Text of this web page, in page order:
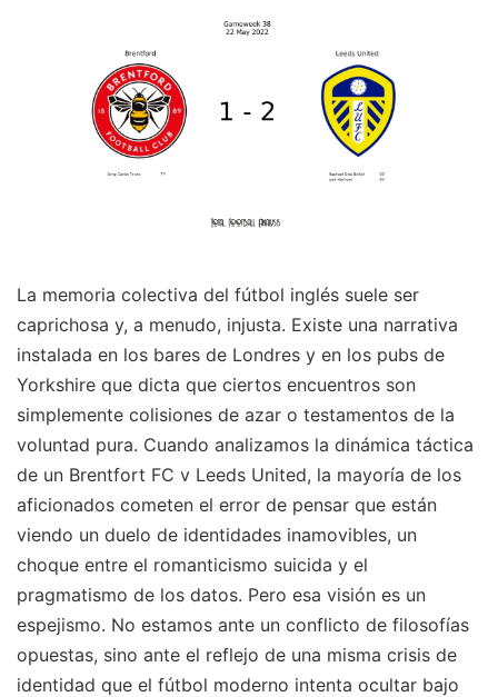
La memoria colectiva del fútbol inglés suele ser
caprichosa y, a menudo, injusta. Existe una narrativa
instalada en los bares de Londres y en los pubs de
Yorkshire que dicta que ciertos encuentros son
simplemente colisiones de azar o testamentos de la
voluntad pura. Cuando analizamos la dinámica táctica
de un Brentfort FC v Leeds United, la mayoría de los
aficionados cometen el error de pensar que están
viendo un duelo de identidades inamovibles, un
choque entre el romanticismo suicida y el
pragmatismo de los datos. Pero esa visión es un
espejismo. No estamos ante un conflicto de filosofías
opuestas, sino ante el reflejo de una misma crisis de
identidad que el fútbol moderno intenta ocultar bajo